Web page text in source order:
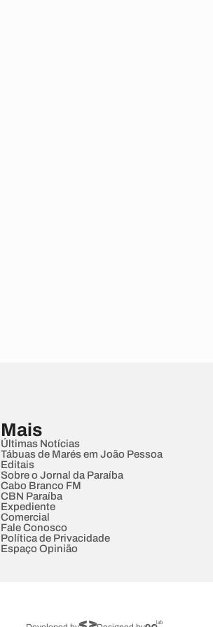
Mais
Últimas Notícias
Tábuas de Marés em João Pessoa
Editais
Sobre o Jornal da Paraíba
Cabo Branco FM
CBN Paraíba
Expediente
Comercial
Fale Conosco
Política de Privacidade
Espaço Opinião